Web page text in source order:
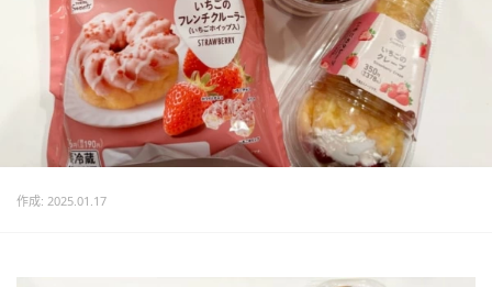
作成: 2025.01.17